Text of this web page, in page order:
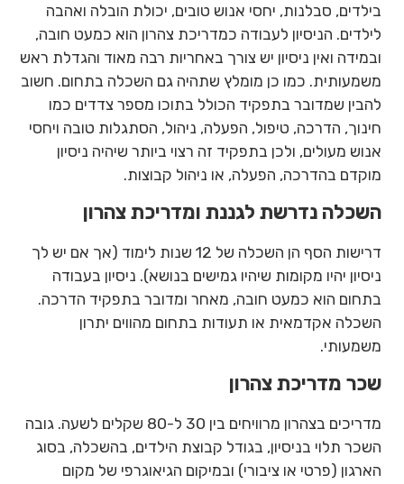
בילדים, סבלנות, יחסי אנוש טובים, יכולת הובלה ואהבה
לילדים. הניסיון לעבודה כמדריכת צהרון הוא כמעט חובה,
ובמידה ואין ניסיון יש צורך באחריות רבה מאוד והגדלת ראש
משמעותית. כמו כן מומלץ שתהיה גם השכלה בתחום. חשוב
להבין שמדובר בתפקיד הכולל בתוכו מספר צדדים כמו
חינוך, הדרכה, טיפול, הפעלה, ניהול, הסתגלות טובה ויחסי
אנוש מעולים, ולכן בתפקיד זה רצוי ביותר שיהיה ניסיון
מוקדם בהדרכה, הפעלה, או ניהול קבוצות.
השכלה נדרשת לגננת ומדריכת צהרון
דרישות הסף הן השכלה של 12 שנות לימוד (אך אם יש לך
ניסיון יהיו מקומות שיהיו גמישים בנושא). ניסיון בעבודה
בתחום הוא כמעט חובה, מאחר ומדובר בתפקיד הדרכה.
השכלה אקדמאית או תעודות בתחום מהווים יתרון
משמעותי.
שכר מדריכת צהרון
מדריכים בצהרון מרוויחים בין 30 ל-80 שקלים לשעה. גובה
השכר תלוי בניסיון, בגודל קבוצת הילדים, בהשכלה, בסוג
הארגון (פרטי או ציבורי) ובמיקום הגיאוגרפי של מקום